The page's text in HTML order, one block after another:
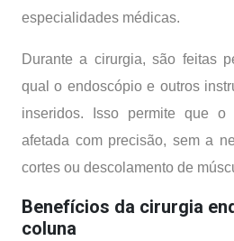
especialidades médicas.
Durante a cirurgia, são feitas
qual o endoscópio e outros
inseridos. Isso permite que o
afetada com precisão, sem a
cortes ou descolamento de
Benefícios da cirurgia
coluna